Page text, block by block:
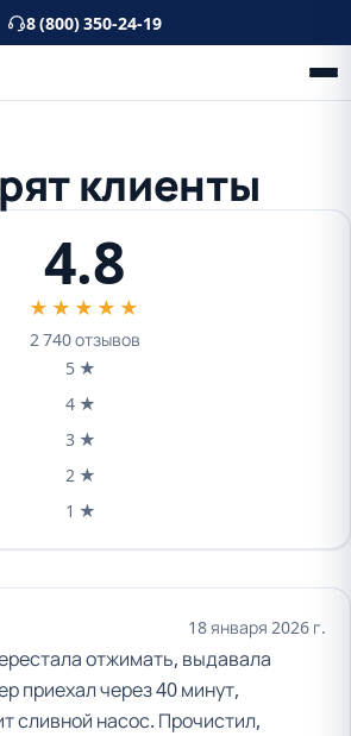
8 (800) 350-24-19
клиенты
4.8
★★★★★
2 740 отзывов
5 ★
4 ★
3 ★
2 ★
1 ★
18 января 2026 г.
отжимать, выдавала
приехал через 40 минут,
сливной насос. Прочистил,